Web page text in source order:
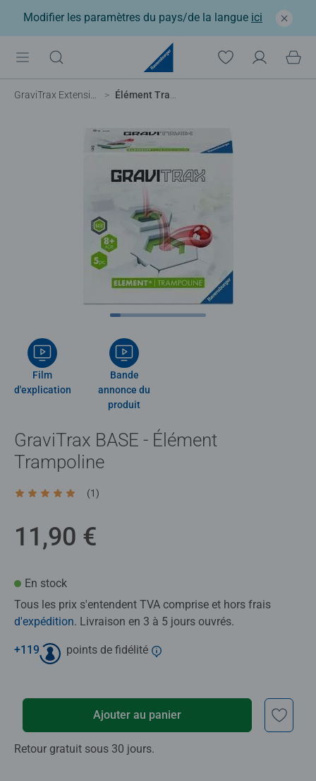
Modifier les paramètres du pays/de la langue ici
GraviTrax Extensions Élément Trampoline
Film
d'explication
Bande
annonce du
produit
GraviTrax BASE - Élément
Trampoline
Average rating 5,0 out of 5 stars.
(1)
11,90 €
En stock
Tous les prix s'entendent TVA comprise et hors frais
d'expédition. Livraison en 3 à 5 jours ouvrés.
+119 points de fidélité
Ajouter au panier
Retour gratuit sous 30 jours.